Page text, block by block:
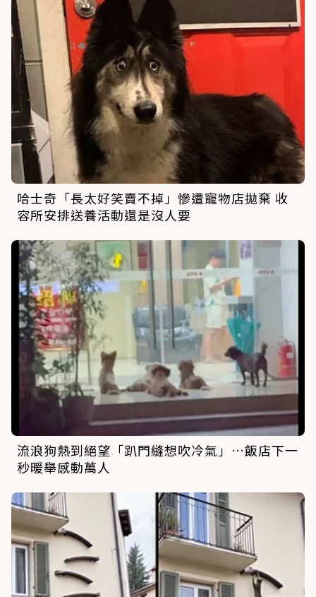
哈士奇「長太好笑賣不掉」慘遭寵物店拋棄 收
容所安排送養活動還是沒人要
流浪狗熱到絕望「趴門縫想吹冷氣」…飯店下一
秒暖舉感動萬人